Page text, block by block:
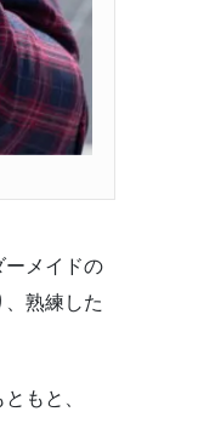
ーメイドの
熟練した
もと、